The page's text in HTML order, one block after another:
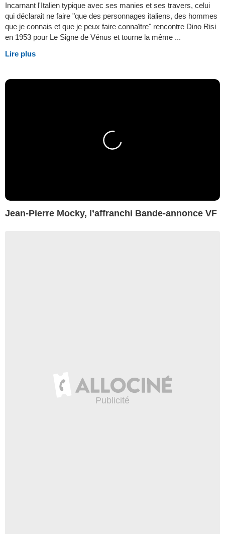
Incarnant l'Italien typique avec ses manies et ses travers, celui
qui déclarait ne faire "que des personnages italiens, des hommes
que je connais et que je peux faire connaître" rencontre Dino Risi
en 1953 pour Le Signe de Vénus et tourne la même ...
Lire plus
Jean-Pierre Mocky, l’affranchi Bande-annonce VF